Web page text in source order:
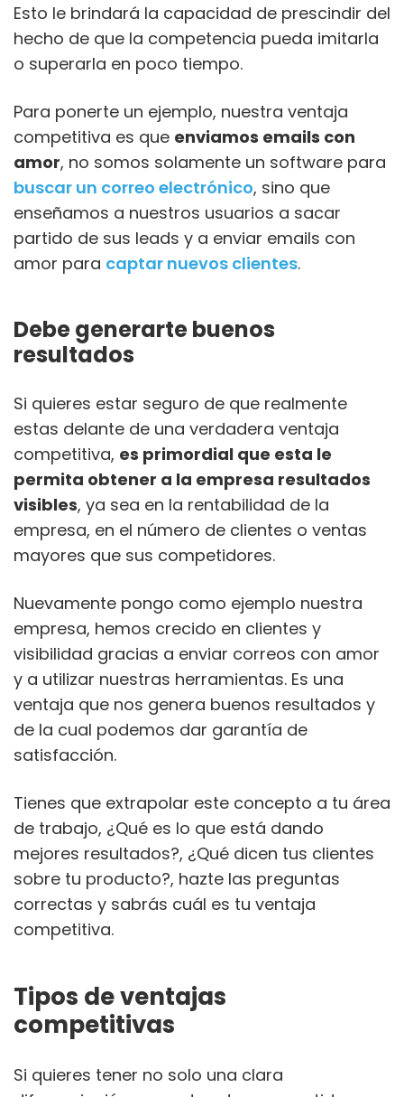
Esto le brindará la capacidad de prescindir del
hecho de que la competencia pueda imitarla
o superarla en poco tiempo.
Para ponerte un ejemplo, nuestra ventaja
competitiva es que enviamos emails con
amor, no somos solamente un software para
buscar un correo electrónico, sino que
enseñamos a nuestros usuarios a sacar
partido de sus leads y a enviar emails con
amor para captar nuevos clientes.
Debe generarte buenos
resultados
Si quieres estar seguro de que realmente
estas delante de una verdadera ventaja
competitiva, es primordial que esta le
permita obtener a la empresa resultados
visibles, ya sea en la rentabilidad de la
empresa, en el número de clientes o ventas
mayores que sus competidores.
Nuevamente pongo como ejemplo nuestra
empresa, hemos crecido en clientes y
visibilidad gracias a enviar correos con amor
y a utilizar nuestras herramientas. Es una
ventaja que nos genera buenos resultados y
de la cual podemos dar garantía de
satisfacción.
Tienes que extrapolar este concepto a tu área
de trabajo, ¿Qué es lo que está dando
mejores resultados?, ¿Qué dicen tus clientes
sobre tu producto?, hazte las preguntas
correctas y sabrás cuál es tu ventaja
competitiva.
Tipos de ventajas
competitivas
Si quieres tener no solo una clara